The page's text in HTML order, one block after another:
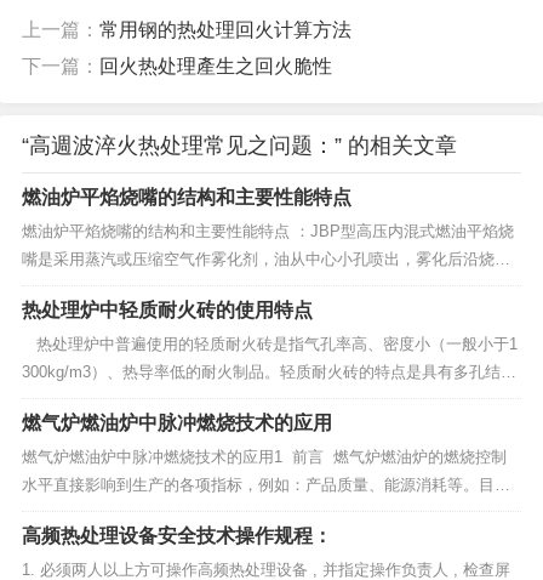
上一篇： 常用钢的热处理回火计算方法
下一篇： 回火热处理產生之回火脆性
“高週波淬火热处理常见之问题：” 的相关文章
燃油炉平焰烧嘴的结构和主要性能特点
燃油炉平焰烧嘴的结构和主要性能特点 ：JBP型高压内混式燃油平焰烧
嘴是采用蒸汽或压缩空气作雾化剂，油从中心小孔喷出，雾化后沿烧嘴
头部环境（或多孔结构）喷出。燃烧所需的全部空气量（压力为7kPa）
切线进入风套旋转喷出后，与烧嘴头部喷出的油雾混合并进一步雾化，
形成平面燃烧。燃油炉JBP型燃油平...
热处理炉中轻质耐火砖的使用特点
热处理炉中普遍使用的轻质耐火砖是指气孔率高、密度小（一般小于1
300kg/m3）、热导率低的耐火制品。轻质耐火砖的特点是具有多孔结构
（气孔率一般为40%~85%）和高的隔热性，在井式炉、箱式炉、罩式
炉、台车炉等电炉、燃气炉中都有使用。 由于轻质耐火砖...
燃气炉燃油炉中脉冲燃烧技术的应用
燃气炉燃油炉中脉冲燃烧技术的应用1 前言 燃气炉燃油炉的燃烧控制
水平直接影响到生产的各项指标，例如：产品质量、能源消耗等。目前
国内的工业炉一般都采用连续燃烧控制的形式，即通过控制燃料、助燃
空气流量的大小来使炉内的温度、燃烧气氛达到工艺要求。由于这种连
续燃烧控制的方式...
高频热处理设备安全技术操作规程：
1. 必须两人以上方可操作高频热处理设备 , 并指定操作负责人 , 检查屏